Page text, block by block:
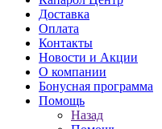
Доставка
Оплата
Контакты
Новости и Акции
О компании
Бонусная программа
Помощь
Назад